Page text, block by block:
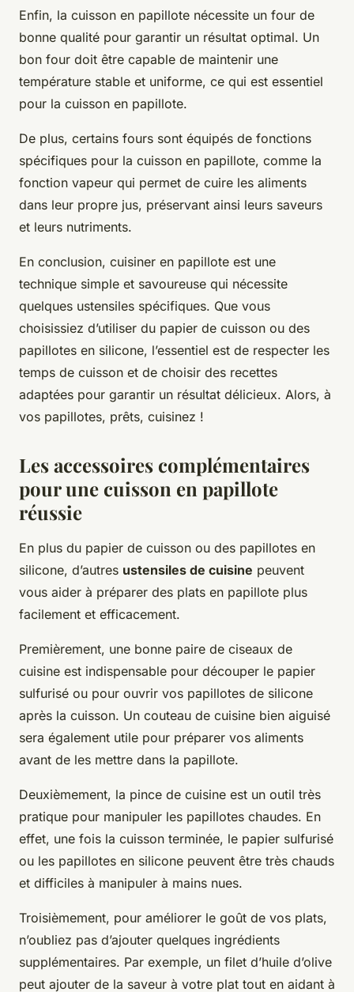
Enfin, la cuisson en papillote nécessite un four de
bonne qualité pour garantir un résultat optimal. Un
bon four doit être capable de maintenir une
température stable et uniforme, ce qui est essentiel
pour la cuisson en papillote.
De plus, certains fours sont équipés de fonctions
spécifiques pour la cuisson en papillote, comme la
fonction vapeur qui permet de cuire les aliments
dans leur propre jus, préservant ainsi leurs saveurs
et leurs nutriments.
En conclusion, cuisiner en papillote est une
technique simple et savoureuse qui nécessite
quelques ustensiles spécifiques. Que vous
choisissiez d’utiliser du papier de cuisson ou des
papillotes en silicone, l’essentiel est de respecter les
temps de cuisson et de choisir des recettes
adaptées pour garantir un résultat délicieux. Alors, à
vos papillotes, prêts, cuisinez !
Les accessoires complémentaires
pour une cuisson en papillote
réussie
En plus du papier de cuisson ou des papillotes en
silicone, d’autres ustensiles de cuisine peuvent
vous aider à préparer des plats en papillote plus
facilement et efficacement.
Premièrement, une bonne paire de ciseaux de
cuisine est indispensable pour découper le papier
sulfurisé ou pour ouvrir vos papillotes de silicone
après la cuisson. Un couteau de cuisine bien aiguisé
sera également utile pour préparer vos aliments
avant de les mettre dans la papillote.
Deuxièmement, la pince de cuisine est un outil très
pratique pour manipuler les papillotes chaudes. En
effet, une fois la cuisson terminée, le papier sulfurisé
ou les papillotes en silicone peuvent être très chauds
et difficiles à manipuler à mains nues.
Troisièmement, pour améliorer le goût de vos plats,
n’oubliez pas d’ajouter quelques ingrédients
supplémentaires. Par exemple, un filet d’huile d’olive
peut ajouter de la saveur à votre plat tout en aidant à